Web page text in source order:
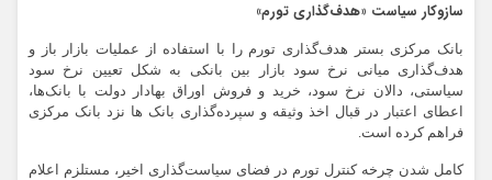
سازوکار سیاست «هدف‌گذاری تورم»
بانک مرکزی بستر هدف‌گذاری تورم را با استفاده از عملیات بازار باز و
هدف‌گذاری میانی نرخ سود بازار بین بانکی به شکل تعیین نرخ سود
سیاستی، دالان نرخ سود، خرید و فروش اوراق بهادار دولت با بانک‌ها،
اعطای اعتبار در قبال اخذ وثیقه و سپرده‌گذاری بانک ها نزد بانک مرکزی
فراهم کرده است.
کامل شدن چرخه کنترل تورم در فضای سیاست‌گذاری اخیر، مستلزم اعلام